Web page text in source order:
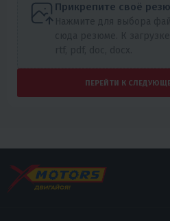
Прикрепите своё
ПЕРЕЙТИ К